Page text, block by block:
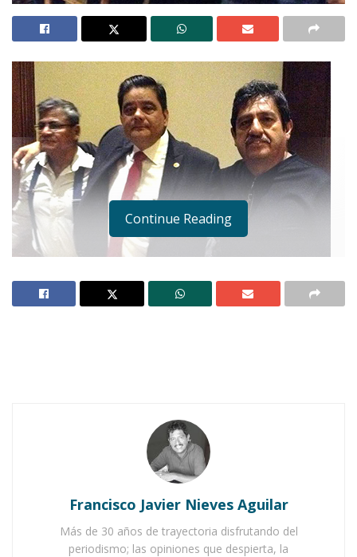
Ahuacatlán celebrá el día de Reyes con rosca y
chocolate
Buena tarde taurina en Ahuacatlán
Continue Reading
Francisco Javier Nieves Aguilar
Más de 30 años de trayectoria disfrutando del
periodismo; las opiniones que despierta, la